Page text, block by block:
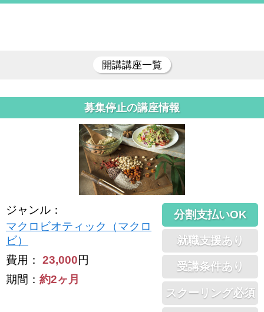
開講講座一覧
募集停止の講座情報
ジャンル ：
マクロビオティック（マクロ
ビ）
費用： 23,000円
期間： 約2ヶ月
分割支払いOK
就職支援あり
受講条件あり
スクーリング必須